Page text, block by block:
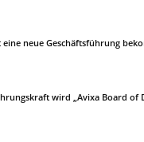
eine neue Geschäftsführung
wird „Avixa Board of